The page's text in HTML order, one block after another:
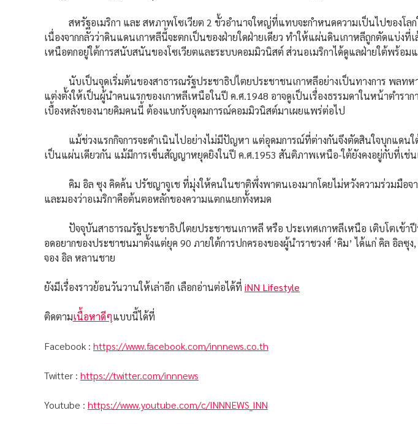
สหรัฐอเมริกา และ สหภาพโซเวียต 2 ขั้วอำนาจใหญ่ที่แทบจะกำหนดความเป็นไปของโ
เนื่องจากกลัวว่าดินแดนเกาหลีนี้จะตกเป็นของฝ่ายใดฝ่ายเดียว ทำให้แผ่นดินเกาหลีถูกตัดแบ่ง
เหนือตกอยู่ใต้การสนับสนันของโซเวียตและระบบคอมมิวนิสต์ ส่วนอเมริกาได้ดูแลฝ่ายใต้พร้อม
นับเป็นจุดเริ่มต้นของสาธารณรัฐประชาธิปไตยประชาชนเกาหลีอย่างเป็นทางการ พลทหา
แต่งตั้งให้เป็นผู้นำคนแรกของเกาหลีเหนือในปี ค.ศ.1948 อาจดูเป็นเรื่องธรรมดาในหน้าตำรา
เบื้องหลังของนายคิมคนนี้ ต้องแบกรับอุดมการณ์คอมมิวนิสต์มาเผยแพร่ต่อไป
แม้ช่วงแรกกิจการจะดำเนินไปอย่างไม่มีปัญหา แต่อุดมการณ์ที่ต่างกันจึงตัดสินใจบุกแดนใ
เป็นแผ่นเดียวกัน แม้มีการเซ็นสัญญาหยุดยิงในปี ค.ศ.1953 สันติภาพเหนือ-ใต้ยังคงอยู่กับที่เช่น
คิม อิล ซุง คิดค้น ปรัชญาจูเช ที่มุ่งให้คนในชาติพึ่งพาตนเองมากโดยไม่หวังความร่วมมือจา
และมองว่าอเมริกาคือต้นตอหลักของความแตกแยกทั้งหมด
ปัจจุบันสาธารณรัฐประชาธิปไตยประชาชนเกาหลี หรือ ประเทศเกาหลีเหนือ เติบโตเข้า
อดอยากของประชาชนมาตั้งแต่ยุค 90 ภายใต้การปกครองของผู้นำราชวงศ์ ‘คิม’ ได้แก่ คิล อิลซุ
จอง อิล หลานชาย
ยังมีเรื่องราวย้อนวันวานให้เล่าอีก เลือกอ่านต่อได้ที่ iNN Lifestyle
ติดตามเนื้อหาดีๆแบบนี้ได้ที่
Facebook : https://www.facebook.com/innnews.co.th
Twitter : https://twitter.com/innnews
Youtube : https://www.youtube.com/c/INNNEWS_INN